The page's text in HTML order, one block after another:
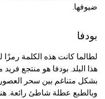
ضيوفها.
بودفا
لطالما كانت هذه الكلمة
هذا البلد. بودفا هو منتجع
بشكل متناغم بين سحر العصور
وبالطبع عطلة شاطئ رائعة.